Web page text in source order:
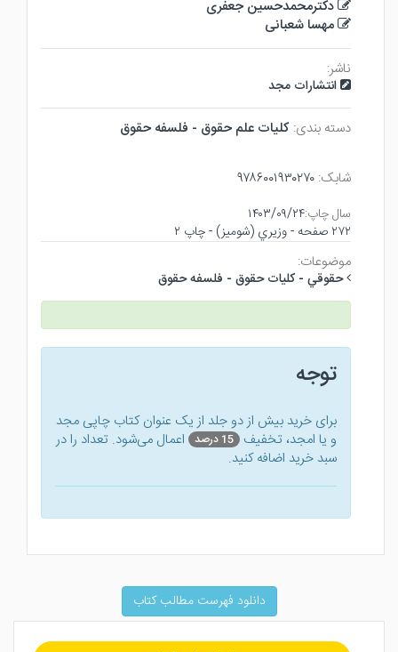
دکترمحمدحسین جعفری
مهسا شعبانی
ناشر:
انتشارات مجد
دسته بندی: كليات علم حقوق - فلسفه حقوق
شابک: ۹۷۸۶۰۰۱۹۳۰۲۷۰
سال چاپ:۱۴۰۳/۰۹/۲۴
۲۷۲ صفحه - وزيري (شوميز) - چاپ ۲
موضوعات:
حقوقي - كليات حقوق - فلسفه حقوق
توجه
برای خرید بیش از دو جلد از یک عنوان کتاب‌ چاپی مجد
و یا امجد، تخفیف 15 درصد
اعمال می‌شود. تعداد را در
سبد خرید اضافه کنید.
دانلود فهرست مطالب کتاب